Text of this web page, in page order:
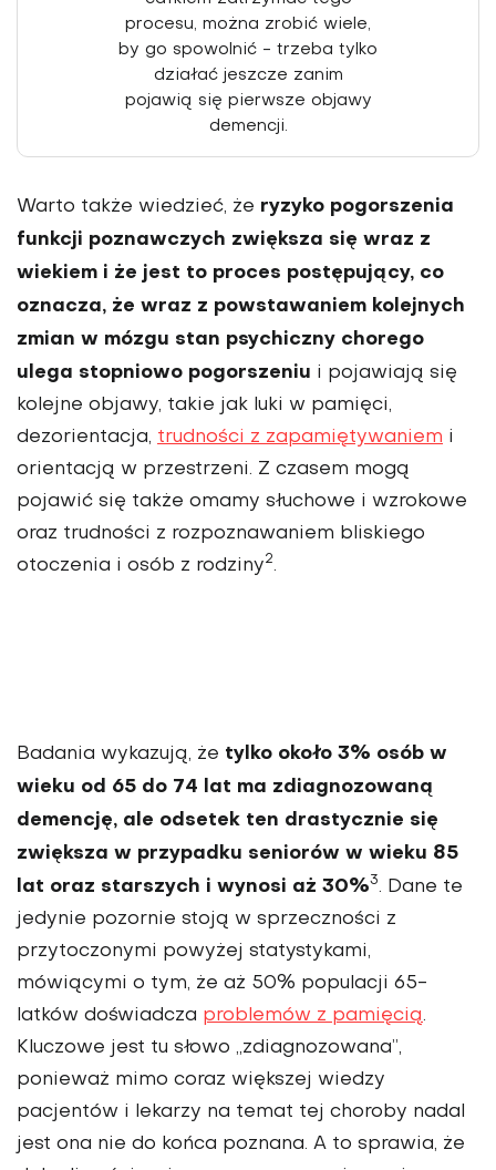
procesu, można zrobić wiele,
by go spowolnić - trzeba tylko
działać jeszcze zanim
pojawią się pierwsze objawy
demencji.
Warto także wiedzieć, że ryzyko pogorszenia
funkcji poznawczych zwiększa się wraz z
wiekiem i że jest to proces postępujący, co
oznacza, że wraz z powstawaniem kolejnych
zmian w mózgu stan psychiczny chorego
ulega stopniowo pogorszeniu i pojawiają się
kolejne objawy, takie jak luki w pamięci,
dezorientacja, trudności z zapamiętywaniem i
orientacją w przestrzeni. Z czasem mogą
pojawić się także omamy słuchowe i wzrokowe
oraz trudności z rozpoznawa­niem bliskiego
otoczenia i osób z rodziny2.
Badania wykazują, że tylko około 3% osób w
wieku od 65 do 74 lat ma zdiagnozowaną
demencję, ale odsetek ten drastycznie się
zwiększa w przypadku seniorów w wieku 85
lat oraz starszych i wynosi aż 30%3. Dane te
jedynie pozornie stoją w sprzeczności z
przytoczonymi powyżej statystykami,
mówiącymi o tym, że aż 50% populacji 65-
latków doświadcza problemów z pamięcią.
Kluczowe jest tu słowo „zdiagnozowana”,
ponieważ mimo coraz większej wiedzy
pacjentów i lekarzy na temat tej choroby nadal
jest ona nie do końca poznana. A to sprawia, że